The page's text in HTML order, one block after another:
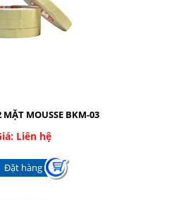
MẶT MOUSSE BKM-03
Liên hệ
Đặt hàng